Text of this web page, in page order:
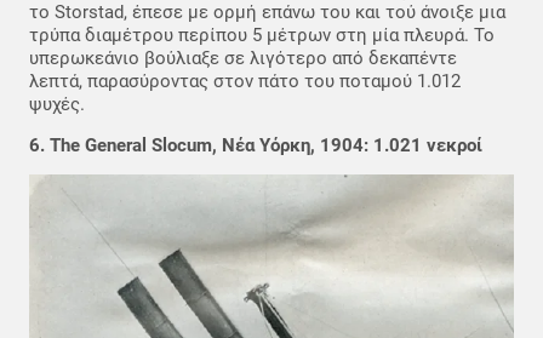
το Storstad, έπεσε με ορμή επάνω του και τού άνοιξε μια
τρύπα διαμέτρου περίπου 5 μέτρων στη μία πλευρά. Το
υπερωκεάνιο βούλιαξε σε λιγότερο από δεκαπέντε
λεπτά, παρασύροντας στον πάτο του ποταμού 1.012
ψυχές.
6. The General Slocum, Νέα Υόρκη, 1904: 1.021 νεκροί